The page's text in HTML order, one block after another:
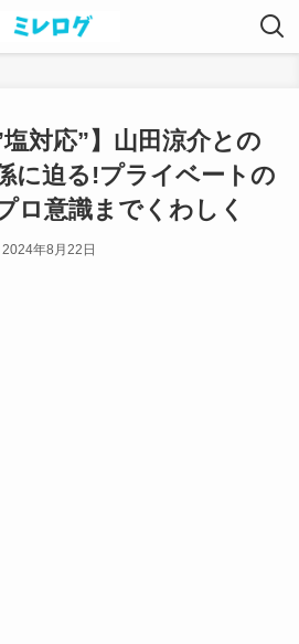
塩対応”】山田涼介との
に迫る!プライベートの
ロ意識までくわしく
2024年8月22日